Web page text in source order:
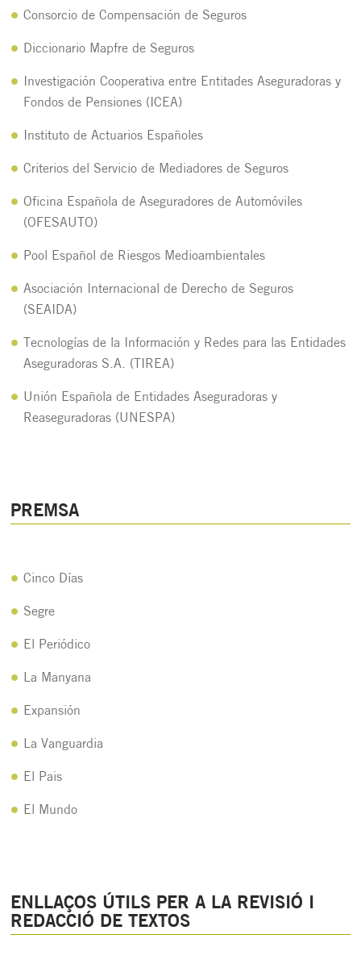
Consorcio de Compensación de Seguros
Diccionario Mapfre de Seguros
Investigación Cooperativa entre Entitades Aseguradoras y
Fondos de Pensiones (ICEA)
Instituto de Actuarios Españoles
Criterios del Servicio de Mediadores de Seguros
Oficina Española de Aseguradores de Automóviles
(OFESAUTO)
Pool Español de Riesgos Medioambientales
Asociación Internacional de Derecho de Seguros
(SEAIDA)
Tecnologías de la Información y Redes para las Entidades
Aseguradoras S.A. (TIREA)
Unión Española de Entidades Aseguradoras y
Reaseguradoras (UNESPA)
PREMSA
Cinco Días
Segre
El Periódico
La Manyana
Expansión
La Vanguardia
El Pais
El Mundo
ENLLAÇOS ÚTILS PER A LA REVISIÓ I
REDACCIÓ DE TEXTOS